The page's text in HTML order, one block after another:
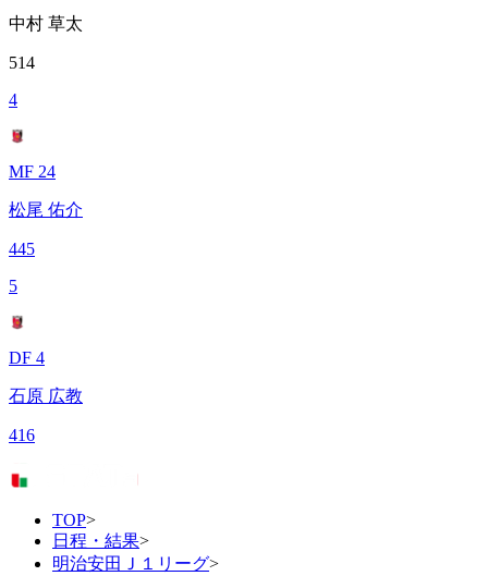
中村 草太
514
4
MF 24
松尾 佑介
445
5
DF 4
石原 広教
416
TOP>
日程・結果>
明治安田Ｊ１リーグ>